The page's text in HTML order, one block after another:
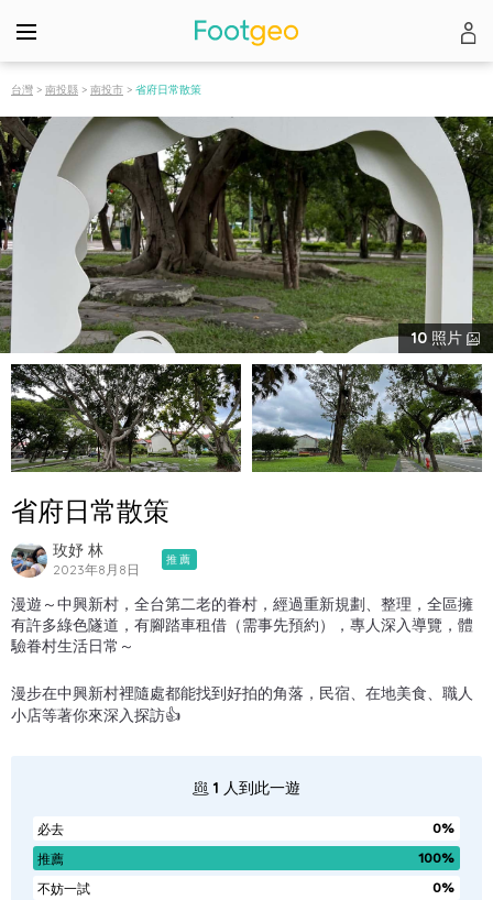
台灣 > 南投縣 > 南投市 > 省府日常散策
10 照片
省府日常散策
玫妤 林
2023年8月8日
推薦
漫遊～中興新村，全台第二老的眷村，經過重新規劃、整理，全區擁
有許多綠色隧道，有腳踏車租借（需事先預約），專人深入導覽，體
驗眷村生活日常～
漫步在中興新村裡隨處都能找到好拍的角落，民宿、在地美食、職人
小店等著你來深入探訪👍
1 人到此一遊
必去
0%
推薦
100%
不妨一試
0%